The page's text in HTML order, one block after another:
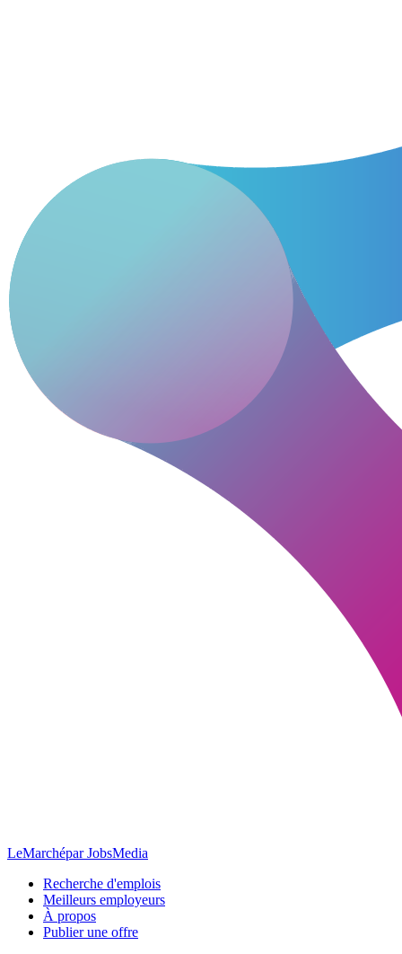
LeMarchépar JobsMedia
Recherche d'emplois
Meilleurs employeurs
À propos
Publier une offre